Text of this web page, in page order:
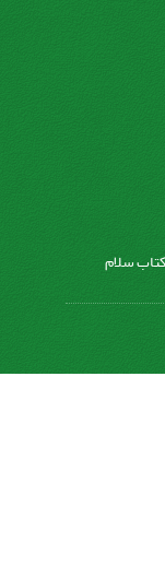
کتاب سلام